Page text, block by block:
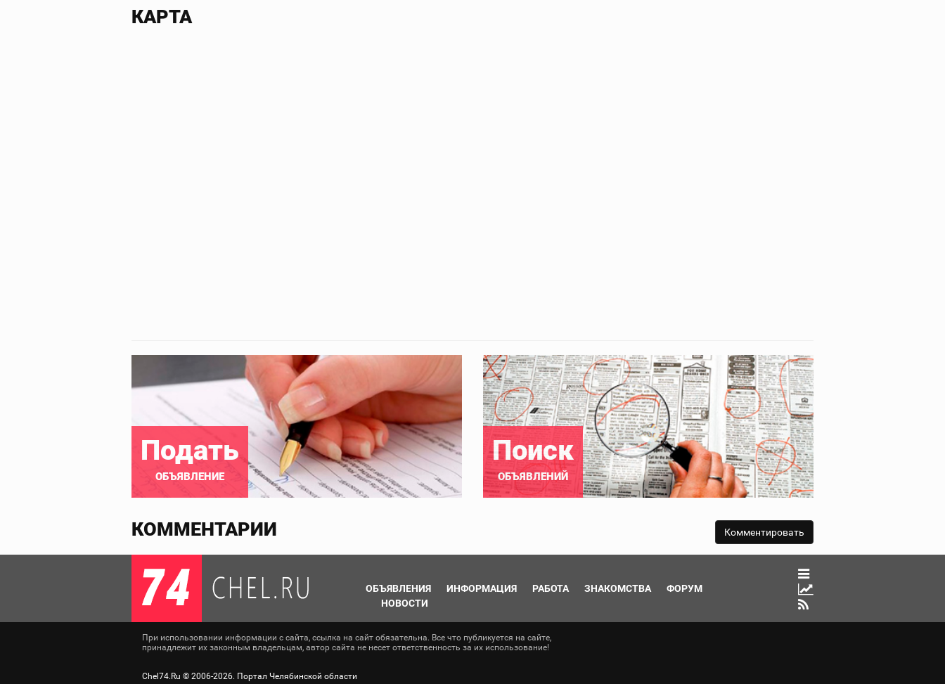
КАРТА
Подать
ОБЪЯВЛЕНИЕ
Поиск
ОБЪЯВЛЕНИЙ
КОММЕНТАРИИ
ОБЪЯВЛЕНИЯ ИНФОРМАЦИЯ РАБОТА ЗНАКОМСТВА
ФОРУМ
НОВОСТИ
При использовании информации с сайта, ссылка на сайт обязательна. Все что публикуется на сайте,
принадлежит их законным владельцам, автор сайта не несет ответственность за их использование!
Chel74.Ru © 2006-2026. Портал Челябинской области